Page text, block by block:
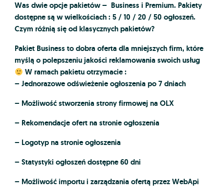
Was dwie opcje pakietów – Business i Premium. Pakiety
dostępne są w wielkościach : 5 / 10 / 20 / 50 ogłoszeń.
Czym różnią się od klasycznych pakietów?
Pakiet Business to dobra oferta dla mniejszych firm, które
myślą o polepszeniu jakości reklamowania swoich usług
W ramach pakietu otrzymacie :
– Jednorazowe odświeżenie ogłoszenia po 7 dniach
– Możliwość stworzenia strony firmowej na OLX
– Rekomendacje ofert na stronie ogłoszenia
– Logotyp na stronie ogłoszenia
– Statystyki ogłoszeń dostępne 60 dni
– Możliwość importu i zarządzania ofertą przez WebApi